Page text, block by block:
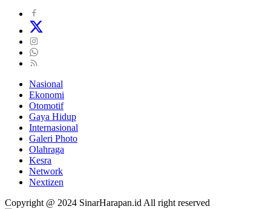
Nasional
Ekonomi
Otomotif
Gaya Hidup
Internasional
Galeri Photo
Olahraga
Kesra
Network
Nextizen
Copyright @ 2024 SinarHarapan.id All right reserved